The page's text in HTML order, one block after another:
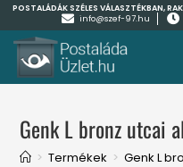
POSTALÁDÁK SZÉLES VÁLASZTÉKBAN,
info@szef-97.hu
Genk L bronz utcai
> Termékek > Genk L